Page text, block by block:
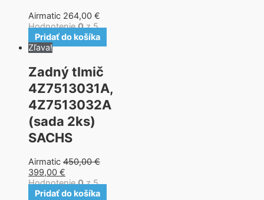
Airmatic 264,00 €
Hodnotenie0z 5
Pridať do košíka
Zľava!
Zadný tlmič
4Z7513031A,
4Z7513032A
(sada 2ks)
SACHS
Airmatic 450,00€
399,00 €
Hodnotenie0z 5
Pridať do košíka